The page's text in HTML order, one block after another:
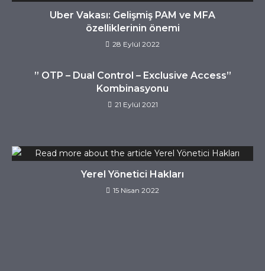
Uber Vakası: Gelişmiş PAM ve MFA
özelliklerinin önemi
28 Eylül 2022
” OTP – Dual Control – Exclusive Access”
Kombinasyonu
21 Eylül 2021
Yerel Yönetici Hakları
15 Nisan 2022